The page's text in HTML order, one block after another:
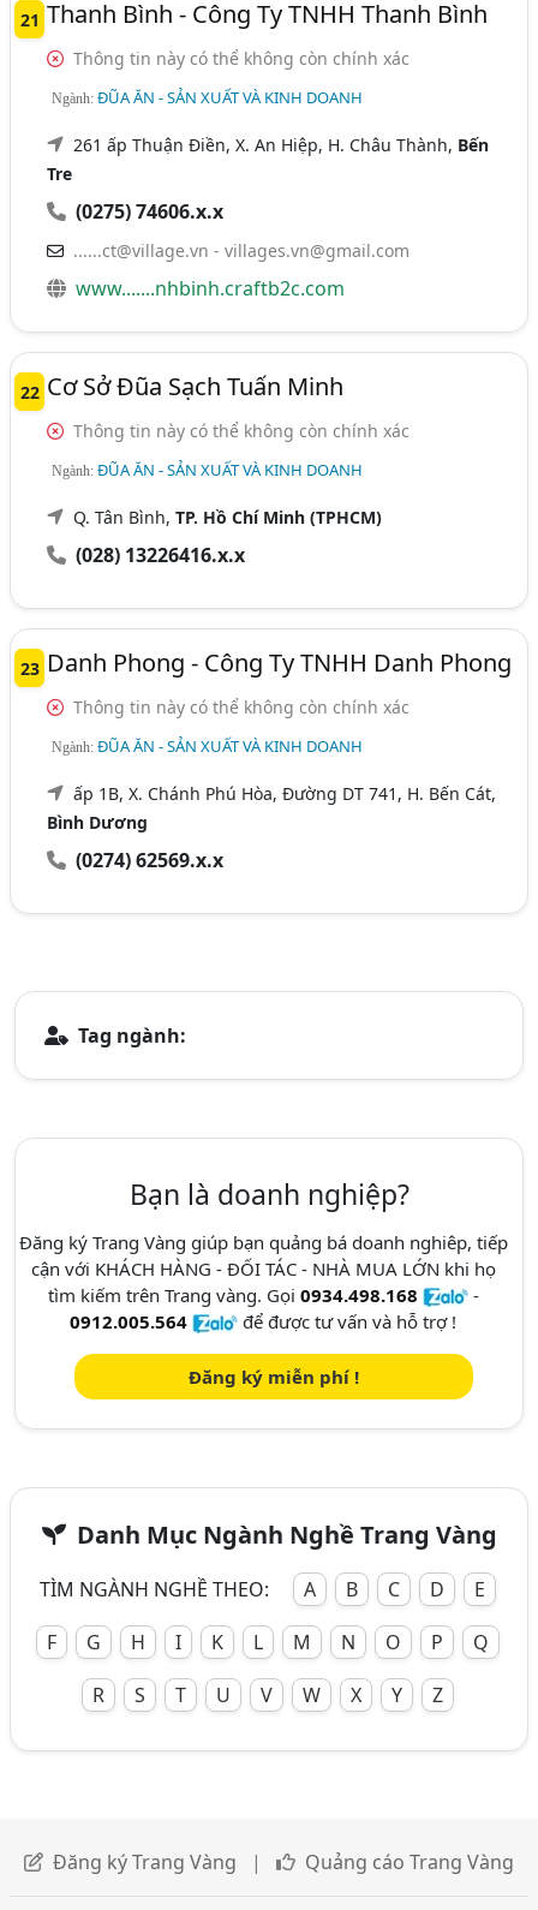
21 Thanh Bình - Công Ty TNHH Thanh Bình
Thông tin này có thể không còn chính xác
Ngành:ĐŨA ĂN - SẢN XUẤT VÀ KINH DOANH
261 ấp Thuận Điền, X. An Hiệp, H. Châu Thành, Bến
Tre
(0275) 74606.x.x
......ct@village.vn -villages.vn@gmail.com
www.......nhbinh.craftb2c.com
22 Cơ Sở Đũa Sạch Tuấn Minh
Thông tin này có thể không còn chính xác
Ngành:ĐŨA ĂN - SẢN XUẤT VÀ KINH DOANH
Q. Tân Bình,TP. Hồ Chí Minh (TPHCM)
(028) 13226416.x.x
23 Danh Phong - Công Ty TNHH Danh Phong
Thông tin này có thể không còn chính xác
Ngành:ĐŨA ĂN - SẢN XUẤT VÀ KINH DOANH
ấp 1B, X. Chánh Phú Hòa, Đường DT 741, H. Bến Cát,
Bình Dương
(0274) 62569.x.x
Tag ngành:
Bạn là doanh nghiệp?
Đăng ký Trang Vàng giúp bạn quảng bá doanh nghiêp, tiếp
cận với KHÁCH HÀNG - ĐỐI TÁC - NHÀ MUA LỚN khi họ
tìm kiếm trên Trang vàng. Gọi 0934.498.168
-
0912.005.564
để được tư vấn và hỗ trợ !
Đăng ký miễn phí !
Danh Mục Ngành Nghề Trang Vàng
TÌM NGÀNH NGHỀ THEO: A B C D
E
F
G H I K L M N O P
Q
R
S T U V W X Y Z
Đăng ký Trang Vàng | Quảng cáo Trang Vàng